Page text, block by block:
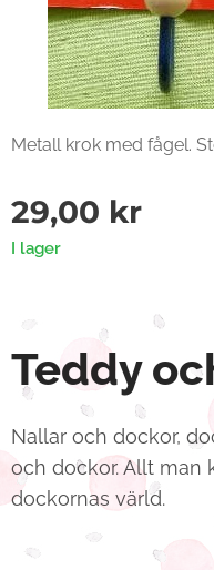
Metall krok med fågel.
29,00 kr
I lager
Teddy
Nallar och dockor,
och dockor. Allt man
dockornas värld.